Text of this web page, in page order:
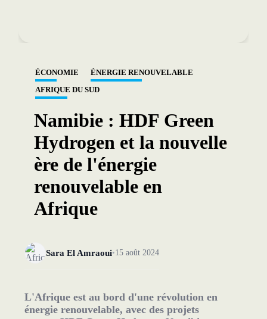
ÉCONOMIE ÉNERGIE RENOUVELABLE
AFRIQUE DU SUD
Namibie : HDF Green
Hydrogen et la nouvelle
ère de l'énergie
renouvelable en
Afrique
Sara El Amraoui•15 août 2024
L'Afrique est au bord d'une révolution en
énergie renouvelable, avec des projets